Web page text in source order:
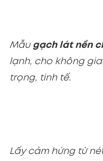
Mẫu gạch lát nền
lạnh, cho không
trọng, tinh tế.
Lấy cảm hứng từ